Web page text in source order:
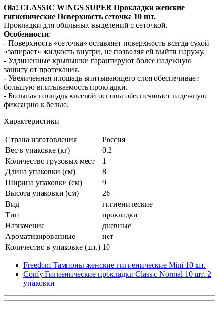
Ola! CLASSIC WINGS SUPER Прокладки женские
гигиенические Поверхность сеточка 10 шт.
Прокладки для обильных выделений с сеточкой.
Особенности:
- Поверхность «сеточка» оставляет поверхность всегда сухой –
«запирает» жидкость внутри, не позволяя ей выйти наружу.
- Удлиненные крылышки гарантируют более надежную
защиту от протекания.
- Увеличенная площадь впитывающего слоя обеспечивает
большую впитываемость прокладки.
- Большая площадь клеевой основы обеспечивает надежную
фиксацию к белью.
Характеристики
Страна изготовления
Россия
Вес в упаковке (кг)
0.2
Количество грузовых мест
1
Длина упаковки (см)
8
Ширина упаковки (см)
9
Высота упаковки (см)
26
Вид
гигиенические
Тип
прокладки
Назначение
дневные
Ароматизированные
нет
Количество в упаковке (шт.) 10
Freedom Тампоны женские гигиенические Mini 10 шт.
Confy Гигиенические прокладки Classic Normal 10 шт. 2
упаковки